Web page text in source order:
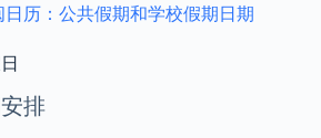
日历：公共假期和学校假期日期
排